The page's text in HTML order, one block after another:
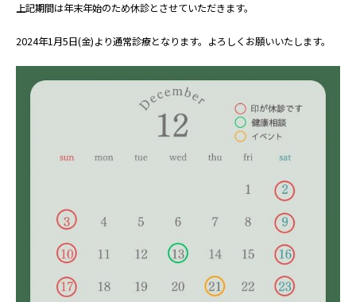
上記期間は年末年始のため休診とさせていただきます。
2024年1月5日(金)より通常診療となります。よろしくお願いいたします。